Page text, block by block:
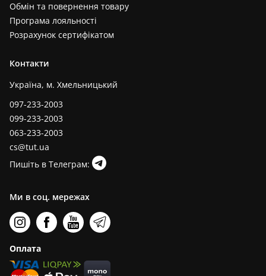
Обмін та повернення товару
Програма лояльності
Розрахунок сертифікатом
Контакти
Україна, м. Хмельницький
097-233-2003
099-233-2003
063-233-2003
cs@tut.ua
Пишіть в Телеграм:
Ми в соц. мережах
Оплата